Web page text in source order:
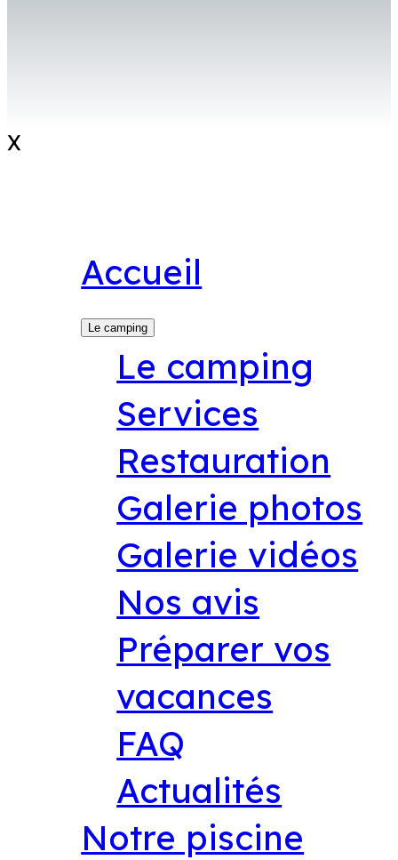
X
Accueil
Le camping
Le camping
Services
Restauration
Galerie photos
Galerie vidéos
Nos avis
Préparer vos
vacances
FAQ
Actualités
Notre piscine